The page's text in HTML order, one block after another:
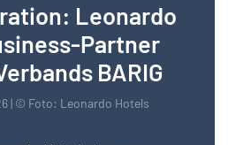
Leonardo
Partner
BARIG
| © Foto: Leonardo Hotels